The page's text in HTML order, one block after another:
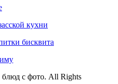
кухни
бисквита
с фото. All Rights